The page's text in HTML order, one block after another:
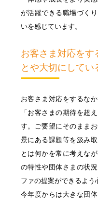
が活躍できる職場づく
いを感じています。
お客さま対応をす
とや大切にしてい
お客さま対応をするな
「お客さまの期待を超
す。ご要望にそのまま
景にある課題等を汲み
とは何かを常に考えな
の特性や団体さまの状
ファの提案ができるよう
今年度からは大きな団